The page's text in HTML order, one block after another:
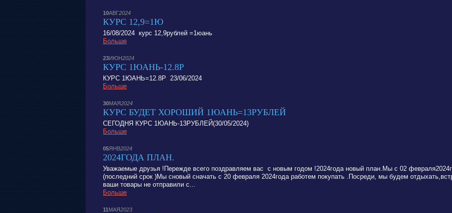
10АВГ2024
КУРС 12,9=1Ю
16/08/2024 курс 12,9рублей =1юань
Больше
23ИЮН2024
КУРС 1ЮАНЬ-12.8Р
КУРС 1ЮАНЬ=12.8Р 23/06/2024
Больше
30МАЯ2024
КУРС БУДЕТ ХОРОШИЙ 1ЮАНЬ=13РУБЛЕЙ
СЕГОДНЯ КУРС 1ЮАНЬ-13РУБЛЕЙ(30/05/2024)
Больше
05ЯНВ2024
2024ГОДА ПЛАН.
Уважаемые друзья !Пережде всего поздравляем вас с новым годом !2024года новый план.Мы с 02
(последний срок )Мы сновый сначать с 20 февраля 2024года работем покупать .Посреди, мы будем
ваши товары не отправили с...
Больше
11 МАЯ2023